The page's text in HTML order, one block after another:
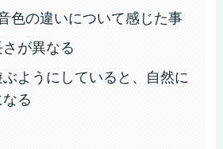
色の違いについて感じた事
が異なる
ようにしていると、自然に
る